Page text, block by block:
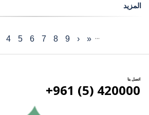
المزيد
4 5
الصفحة
6
الصفحة
7
الصفحة
8
الصفحة
9 …
الصفحة
‹
Last
«
اتصل بنا
420000 (5) 961+